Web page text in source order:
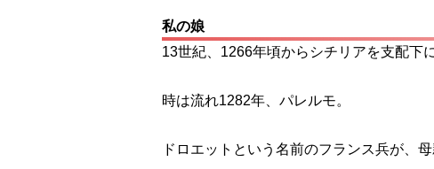
私の娘
13世紀、1266年頃からシチリアを支配下
時は流れ1282年、パレルモ。
ドロエットという名前のフランス兵が、